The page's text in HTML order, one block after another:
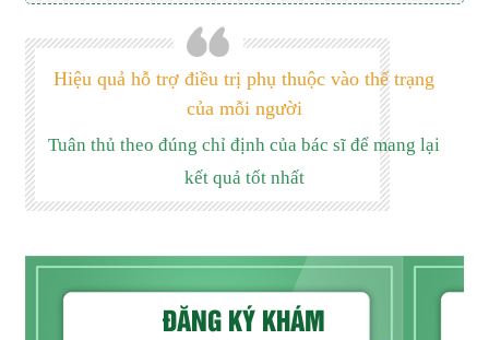
Hiệu quả hỗ trợ điều trị phụ thuộc vào thể trạng
của mỗi người
Tuân thủ theo đúng chỉ định của bác sĩ để mang lại
kết quả tốt nhất
ĐĂNG KÝ KHÁM